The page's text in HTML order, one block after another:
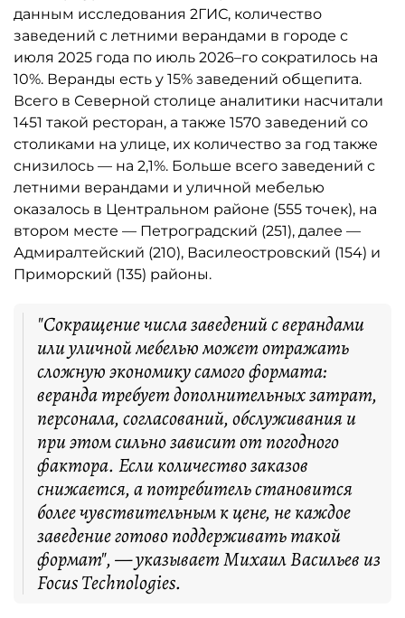
данным исследования 2ГИС, количество
заведений с летними верандами в городе с
июля 2025 года по июль 2026–го сократилось на
10%. Веранды есть у 15% заведений общепита.
Всего в Северной столице аналитики насчитали
1451 такой ресторан, а также 1570 заведений со
столиками на улице, их количество за год также
снизилось — на 2,1%. Больше всего заведений с
летними верандами и уличной мебелью
оказалось в Центральном районе (555 точек), на
втором месте — Петроградский (251), далее —
Адмиралтейский (210), Василеостровский (154) и
Приморский (135) районы.
"Сокращение числа заведений с верандами
или уличной мебелью может отражать
сложную экономику самого формата:
веранда требует дополнительных затрат,
персонала, согласований, обслуживания и
при этом сильно зависит от погодного
фактора. Если количество заказов
снижается, а потребитель становится
более чувствительным к цене, не каждое
заведение готово поддерживать такой
формат", — указывает Михаил Васильев из
Focus Technologies.